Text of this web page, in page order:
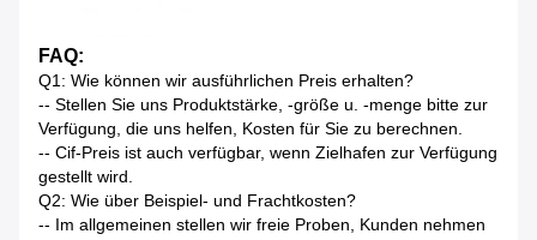
FAQ:
Q1: Wie können wir ausführlichen Preis erhalten?
-- Stellen Sie uns Produktstärke, -größe u. -menge bitte zur
Verfügung, die uns helfen, Kosten für Sie zu berechnen.
-- Cif-Preis ist auch verfügbar, wenn Zielhafen zur Verfügung
gestellt wird.
Q2: Wie über Beispiel- und Frachtkosten?
-- Im allgemeinen stellen wir freie Proben, Kunden nehmen